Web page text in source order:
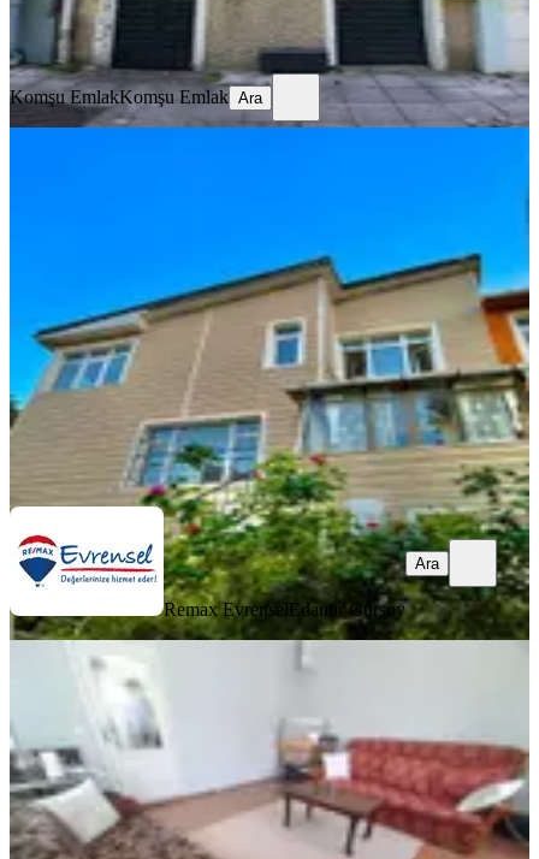
Komşu Emlak Komşu Emlak
Ara
Komşu EmlakKomşu Emlak Ara
300 m²·10.07.2026
80.000 ₺
Remax EvrenselEdanur Gürsoy
Ara
Remax Evrensel Edanur Gürsoy
Ara
Şile İmrenli'de Kiralık 1+1 Müstakil
Ev (eşyalı)
Şile, İmrenli Mahallesi
·60 m²·01.07.2026
18.500 ₺